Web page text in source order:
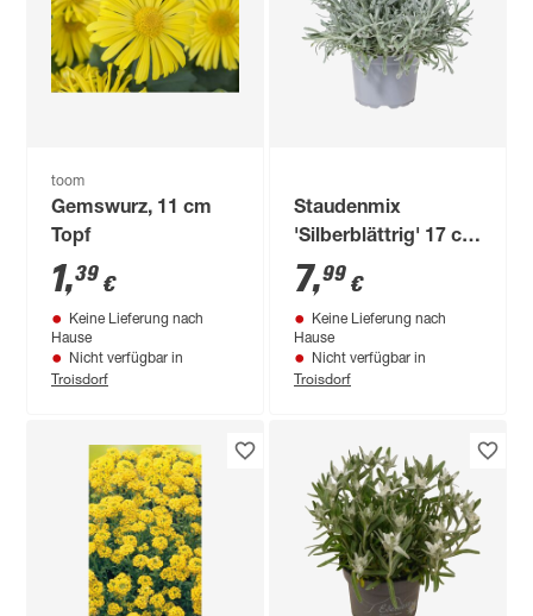
toom
Gemswurz, 11 cm
Topf
1,39 €
Keine Lieferung nach
Hause
Nicht verfügbar in
Troisdorf
Staudenmix
'Silberblättrig' 17 cm
Topf
7,99 €
Keine Lieferung nach
Hause
Nicht verfügbar in
Troisdorf